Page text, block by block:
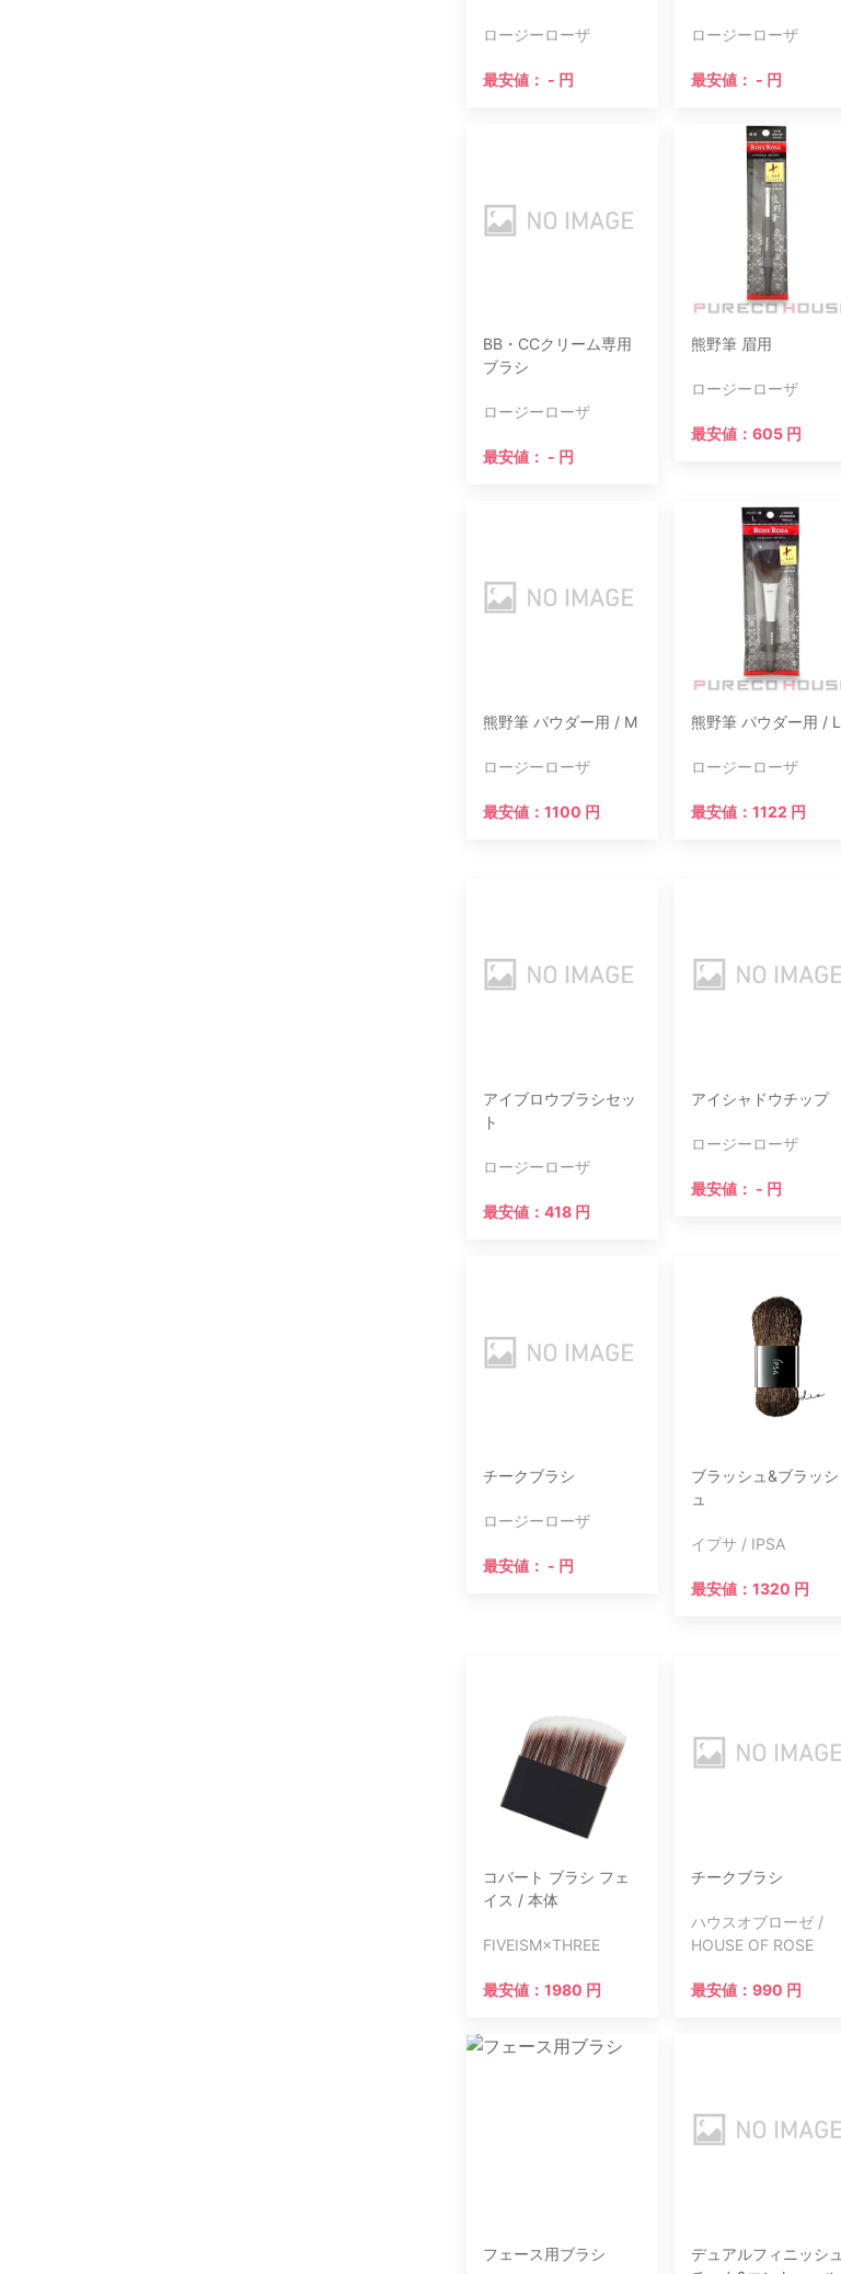
ロージーローザ
最安値： - 円
ロージーローザ
最安値： - 円
BB・CCクリーム専用
ブラシ
ロージーローザ
最安値： - 円
熊野筆 眉用
ロージーローザ
最安値：605 円
熊野筆 パウダー用 / M
ロージーローザ
最安値：1100 円
熊野筆 パウダー用 / L
ロージーローザ
最安値：1122 円
アイブロウブラシセッ
ト
ロージーローザ
最安値：418 円
アイシャドウチップ
ロージーローザ
最安値： - 円
チークブラシ
ロージーローザ
最安値： - 円
ブラッシュ&ブラッシ
ュ
イプサ / IPSA
最安値：1320 円
コバート ブラシ フェ
イス / 本体
FIVEISM×THREE
最安値：1980 円
チークブラシ
ハウスオブローゼ /
HOUSE OF ROSE
最安値：990 円
フェース用ブラシ
デュアルフィニッシュ